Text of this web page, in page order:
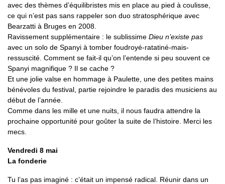
avec des thèmes d’équilibristes mis en place au pied à coulisse,
ce qui n’est pas sans rappeler son duo stratosphérique avec
Bearzatti à Bruges en 2008.
Ravissement supplémentaire : le sublissime Dieu n’existe pas
avec un solo de Spanyi à tomber foudroyé-ratatiné-mais-
ressuscité. Comment se fait-il qu’on l’entende si peu souvent ce
Spanyi magnifique ? Il se cache ?
Et une jolie valse en hommage à Paulette, une des petites mains
bénévoles du festival, partie rejoindre le paradis des musiciens au
début de l’année.
Comme dans les mille et une nuits, il nous faudra attendre la
prochaine opportunité pour goûter la suite de l’histoire. Merci les
mecs.
Vendredi 8 mai
La fonderie
Tu l’as pas imaginé : c’était un impensé radical. Réunir dans un